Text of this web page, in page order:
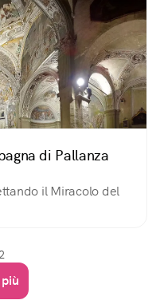
di Pallanza
il Miracolo del